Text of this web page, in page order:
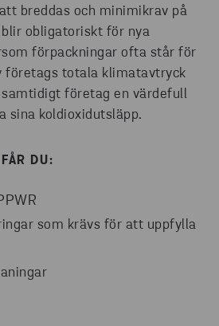
breddas och minimikrav på
obligatoriskt för nya
förpackningar ofta står för
företags totala klimatavtryck
företag en värdefull
sina koldioxidutsläpp.
DU:
som krävs för att uppfylla